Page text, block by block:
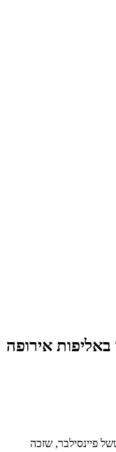
אירופה
פיינסילבר, שזכה